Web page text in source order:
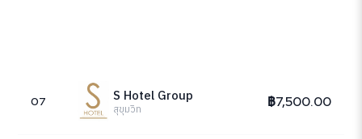
07 S Hotel Group
สุขุมวิท ฿7,500.00